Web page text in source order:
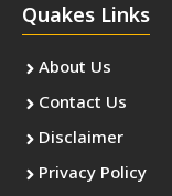
Quakes Links
About Us
Contact Us
Disclaimer
Privacy Policy